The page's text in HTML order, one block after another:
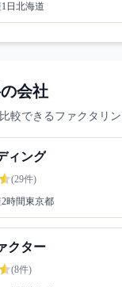
日 北海道
会社
較できるファクタリ
ィング
(29件)
時間東京都
クター
(8件)